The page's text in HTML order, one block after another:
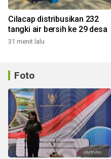
Cilacap distribusikan 232
tangki air bersih ke 29 desa
31 menit lalu
Foto